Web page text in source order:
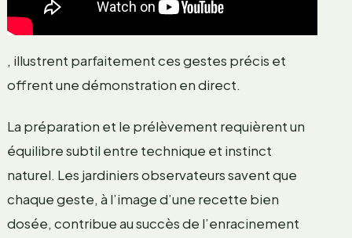
, illustrent parfaitement ces gestes précis et
offrent une démonstration en direct.
La préparation et le prélèvement requièrent un
équilibre subtil entre technique et instinct
naturel. Les jardiniers observateurs savent que
chaque geste, à l’image d’une recette bien
dosée, contribue au succès de l’enracinement